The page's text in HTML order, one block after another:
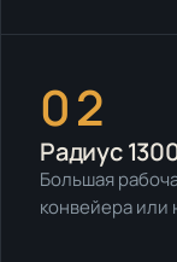
02
Радиус
Большая
конвейера или